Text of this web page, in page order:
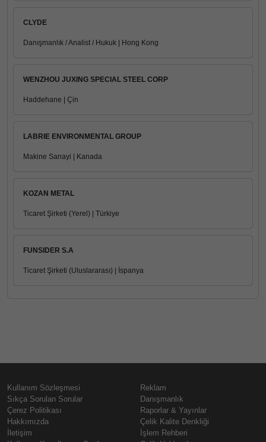
CLYDE
Danışmanlık / Analist / Hukuk | Hong Kong
WENZHOU JUXING SPECIAL STEEL CORP
Haddehane | Çin
LABRIE ENVIRONMENTAL GROUP
Makine Sanayi | Kanada
KOZAN METAL
Ticaret Şirketi (Yerel) | Türkiye
FUNSIDER S.A
Ticaret Şirketi (Uluslararası) | İspanya
Kullanım Sözleşmesi
Sıkça Sorulan Sorular
Çerez Politikası
Hakkımızda
İletişim
Reklam
Danışmanlık
Raporlar & Yayınlar
Çelik Kalite Denkliği
İşlem Rehberi